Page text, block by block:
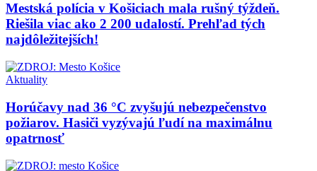
Mestská polícia v Košiciach mala rušný týždeň.
Riešila viac ako 2 200 udalostí. Prehľad tých
najdôležitejších!
Aktuality
Horúčavy nad 36 °C zvyšujú nebezpečenstvo
požiarov. Hasiči vyzývajú ľudí na maximálnu
opatrnosť